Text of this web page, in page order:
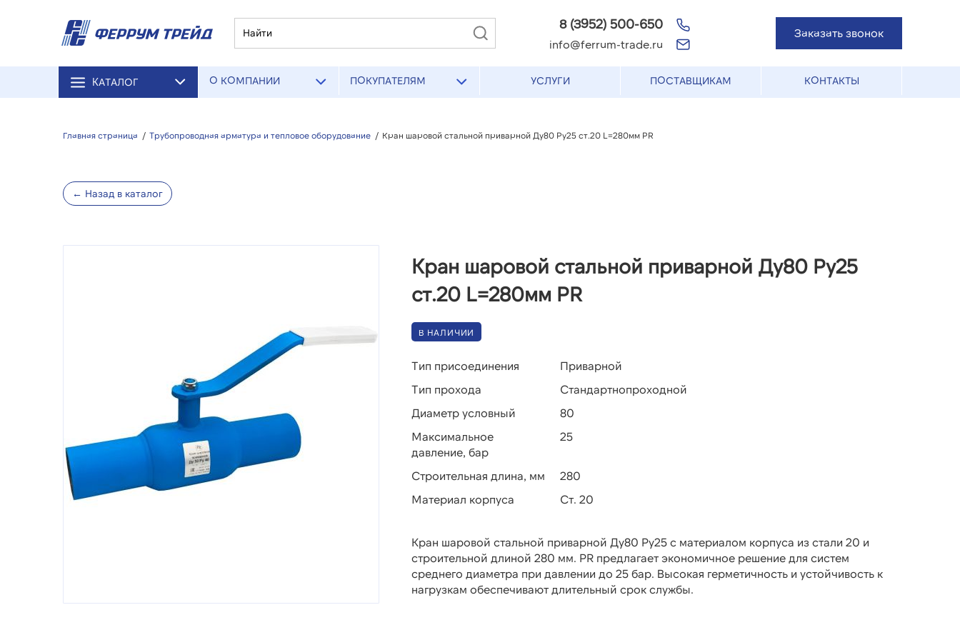
8 (3952) 500-650
info@ferrum-trade.ru
Заказать звонок
КАТАЛОГ О КОМПАНИИ ПОКУПАТЕЛЯМ УСЛУГИ ПОСТАВЩИКАМ КОНТАКТЫ
Главная страница / Трубопроводная арматура и тепловое оборудование / Кран шаровой стальной приварной Ду80 Ру25 ст.20 L=280мм PR
← Назад в каталог
Кран шаровой стальной приварной Ду80 Ру25
ст.20 L=280мм PR
В НАЛИЧИИ
Тип присоединения
Приварной
Тип прохода
Стандартнопроходной
Диаметр условный
80
Максимальное
давление, бар
25
Строительная длина, мм
280
Материал корпуса
Ст. 20
Кран шаровой стальной приварной Ду80 Ру25 с материалом корпуса из стали 20 и
строительной длиной 280 мм. PR предлагает экономичное решение для систем
среднего диаметра при давлении до 25 бар. Высокая герметичность и устойчивость к
нагрузкам обеспечивают длительный срок службы.